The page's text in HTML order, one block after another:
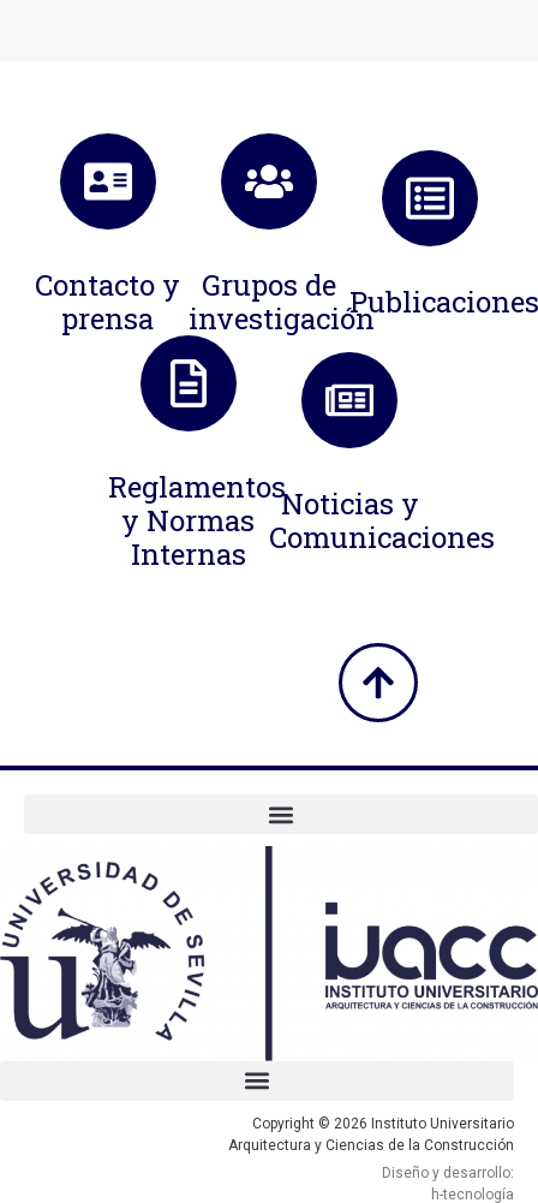
Contacto y
prensa
Grupos de
investigación
Reglamentos
y Normas
Internas
Noticias y
Comunicaciones
Copyright © 2026 Instituto Universitario
Arquitectura y Ciencias de la Construcción
Diseño y desarrollo:
h-tecnología